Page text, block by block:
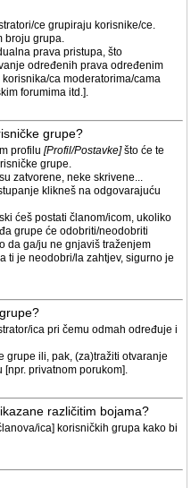
ce grupiraju korisnike/ce.
broju grupa.
prava pristupa, što
određenih prava određenim
ca moderatorima/cama
forumima itd.].
grupe?
profilu [Profil/Postavke]što će te
grupe.
zatvorene, neke skrivene...
klikneš na odgovarajuću
ćeš postati članom/icom, ukoliko
grupe će odobriti/neodobriti
da ga/ju ne gnjaviš traženjem
ti je neodobri/la zahtjev, sigurno je
ica pri čemu odmah određuje i
grupe ili, pak, (za)tražiti otvaranje
privatnom porukom].
različitim bojama?
ica] korisničkih grupa kako bi